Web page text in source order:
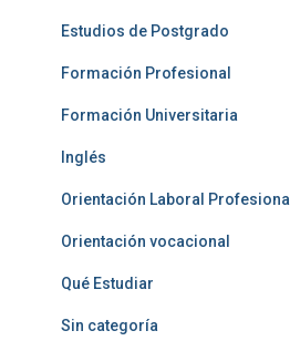
Estudios de Postgrado
Formación Profesional
Formación Universitaria
Inglés
Orientación Laboral Profesional
Orientación vocacional
Qué Estudiar
Sin categoría